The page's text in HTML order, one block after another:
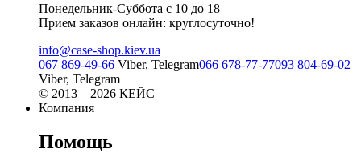
Понедельник-Суббота с 10 до 18
Прием заказов онлайн: круглосуточно!
info@case-shop.kiev.ua
067 869-49-66 Viber, Telegram066 678-77-77093 804-69-02
Viber, Telegram
© 2013—2026 КЕЙС
Компания
Помощь